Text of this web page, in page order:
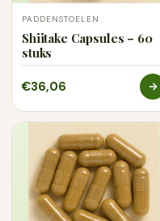
PADDENSTOELEN
Shiitake Capsules – 60
stuks
€36,06